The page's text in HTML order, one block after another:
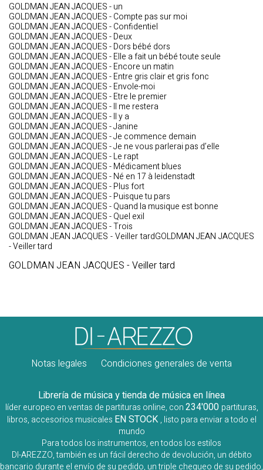
GOLDMAN JEAN JACQUES - un
GOLDMAN JEAN JACQUES - Compte pas sur moi
GOLDMAN JEAN JACQUES - Confidentiel
GOLDMAN JEAN JACQUES - Deux
GOLDMAN JEAN JACQUES - Dors bébé dors
GOLDMAN JEAN JACQUES - Elle a fait un bébé toute seule
GOLDMAN JEAN JACQUES - Encore un matin
GOLDMAN JEAN JACQUES - Entre gris clair et gris fonc
GOLDMAN JEAN JACQUES - Envole-moi
GOLDMAN JEAN JACQUES - Etre le premier
GOLDMAN JEAN JACQUES - Il me restera
GOLDMAN JEAN JACQUES - Il y a
GOLDMAN JEAN JACQUES - Janine
GOLDMAN JEAN JACQUES - Je commence demain
GOLDMAN JEAN JACQUES - Je ne vous parlerai pas d’elle
GOLDMAN JEAN JACQUES - Le rapt
GOLDMAN JEAN JACQUES - Médicament blues
GOLDMAN JEAN JACQUES - Né en 17 à leidenstadt
GOLDMAN JEAN JACQUES - Plus fort
GOLDMAN JEAN JACQUES - Puisque tu pars
GOLDMAN JEAN JACQUES - Quand la musique est bonne
GOLDMAN JEAN JACQUES - Quel exil
GOLDMAN JEAN JACQUES - Trois
GOLDMAN JEAN JACQUES - Veiller tardGOLDMAN JEAN JACQUES
- Veiller tard
GOLDMAN JEAN JACQUES - Veiller tard
Notas legales Condiciones generales de venta
Librería de música y tienda de música en línea
líder europeo en ventas de partituras online, con234'000 partituras,
libros, accesorios musicales EN STOCK , listo para enviar a todo el
mundo
Para todos los instrumentos, en todos los estilos
DI-AREZZO, también es un fácil derecho de devolución, un débito
bancario durante el envío de su pedido, un triple chequeo de su pedido,